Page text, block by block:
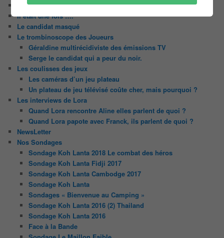
Contact
Il était une fois ….
Le candidat masqué
Le trombinoscope des Joueurs
Géraldine multirécidiviste des émissions TV
Serge le candidat qui a peur du noir.
Les coulisses des jeux
Les caméras d’un jeu plateau
Un plateau de jeu télévisé coûte cher, mais pourquoi ?
Les interviews de Lora
Quand Lora rencontre Aline elles parlent de quoi ?
Quand Lora papote avec Franck, ils parlent de quoi ?
NewsLetter
Nos Sondages
Sondage Koh Lanta 2018 Le combat des héros
Sondage Koh Lanta Fidji 2017
Sondage Koh Lanta Cambodge 2017
Sondage Koh Lanta
Sondages « Bienvenue au Camping »
Sondage Koh Lanta 2016 (2) Thailand
Sondage Koh Lanta 2016
Face à la Bande